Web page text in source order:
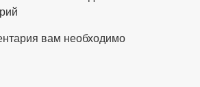
вам необходимо